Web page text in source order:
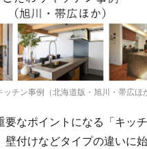
ッチン事例（北海道版・旭川・帯広ほ
要なポイントになる「キッ
壁付けなどタイプの違いに